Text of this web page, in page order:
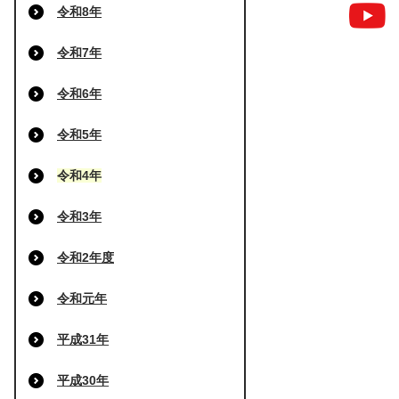
令和8年
令和7年
令和6年
令和5年
令和4年
令和3年
令和2年度
令和元年
平成31年
平成30年